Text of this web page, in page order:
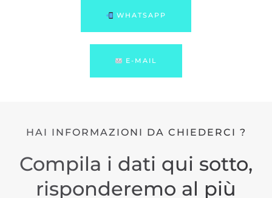
WHATSAPP
E-MAIL
HAI INFORMAZIONI DA CHIEDERCI ?
Compila i dati qui sotto,
risponderemo al più